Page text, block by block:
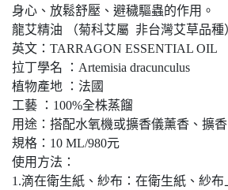
身心、放鬆舒壓、避穢驅蟲的作用。
龍艾精油 （菊科艾屬 非台灣艾草品種
英文：TARRAGON ESSENTIAL OIL
拉丁學名 ：Artemisia dracunculus
植物產地 ：法國
工藝 ：100%全株蒸餾
用途：搭配水氧機或擴香儀薰香、擴香
規格：10 ML/980元
使用方法：
1.滴在衛生紙、紗布：在衛生紙、紗